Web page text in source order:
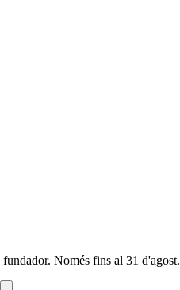
fundador. Només fins al 31 d'agost.